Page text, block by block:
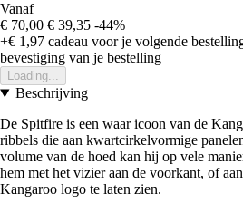
Vanaf
€ 70,00 € 39,35 -44%
+€ 1,97 cadeau voor je volgende
bevestiging van je bestelling
Loading...
Beschrijving
De Spitfire is een waar icoon van de
ribbels die aan kwartcirkelvormige
volume van de hoed kan hij op vele
hem met het vizier aan de voorkant, of
Kangaroo logo te laten zien.